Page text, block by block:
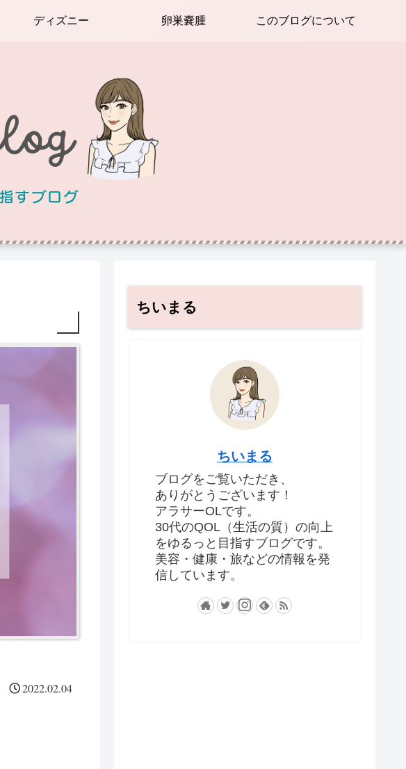
ディズニー 卵巣嚢腫 このブログについて
2022.02.04
ちいまる
ちいまる
ブログをご覧いただき、
ありがとうございます！
アラサーOLです。
30代のQOL（生活の質）の向上
をゆるっと目指すブログです。
美容・健康・旅などの情報を発
信しています。